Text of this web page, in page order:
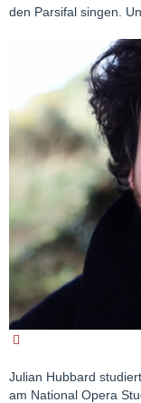
den Parsifal singen.
Julian Hubbard
am National Opera